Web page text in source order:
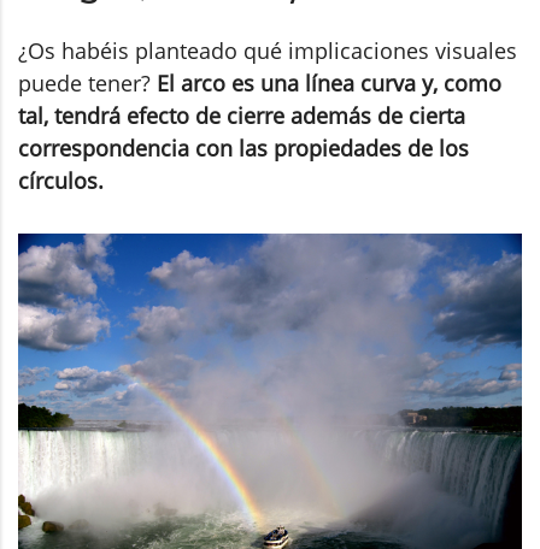
¿Os habéis planteado qué implicaciones visuales
puede tener? El arco es una línea curva y, como
tal, tendrá efecto de cierre además de cierta
correspondencia con las propiedades de los
círculos.